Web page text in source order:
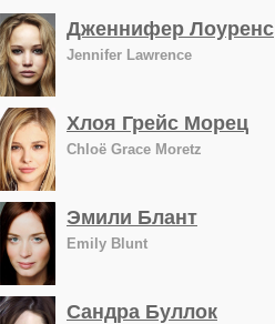
Дженнифер Лоуренс
Jennifer Lawrence
Хлоя Грейс Морец
Chloë Grace Moretz
Эмили Блант
Emily Blunt
Сандра Буллок